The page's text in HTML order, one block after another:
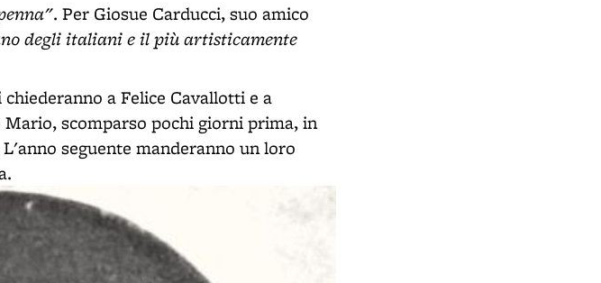
. Per Giosue Carducci, suo amico
degli italiani e il più artisticamente
a Felice Cavallotti e a
scomparso pochi giorni prima, in
seguente manderanno un loro